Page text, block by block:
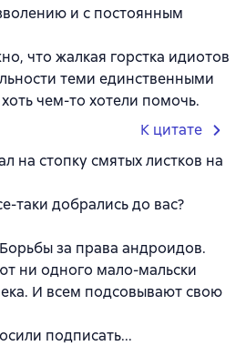
и с постоянным
что жалкая горстка идиотов
теми единственными
чем-то хотели помочь.
К цитате
на стопку смятых листков на
таки добрались до вас?
за права андроидов.
ни одного мало-мальски
И всем подсовывают свою
подписать...